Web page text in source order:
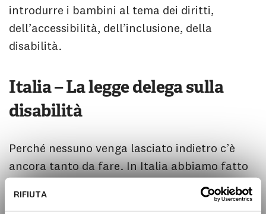
RIFIUTA
introdurre i bambini al tema dei diritti,
dell’accessibilità, dell’inclusione, della
disabilità.
Italia – La legge delega sulla
disabilità
Perché nessuno venga lasciato indietro c’è
ancora tanto da fare. In Italia abbiamo fatto
un passo avanti nella realizzazione dei
principi della
Convenzione sui diritti delle